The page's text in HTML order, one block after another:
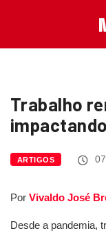
Trabalho
ARTIGOS
Por Vivaldo José
Desde a pandemia,